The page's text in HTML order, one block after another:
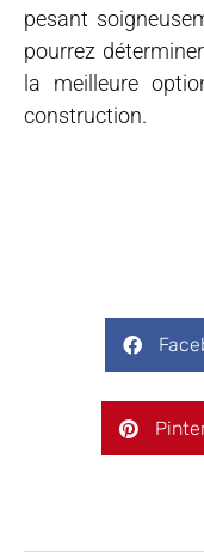
pesant
pourrez
la meilleure
construction.